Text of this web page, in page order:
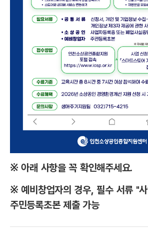
※ 아래 사항을 꼭 확인해주세요.
※ 예비창업자의 경우, 필수 서류 "사
주민등록초본 제출 가능